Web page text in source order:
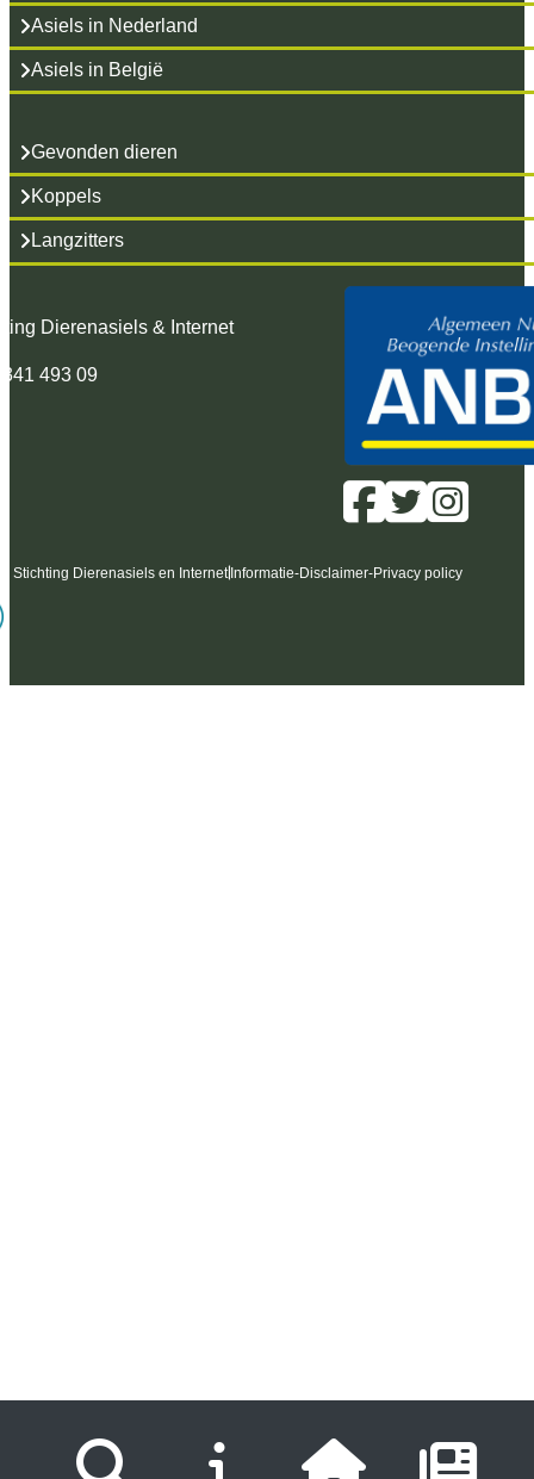
Asiels in Nederland
Asiels in België
Gevonden dieren
Koppels
Langzitters
Dierenasiels & Internet
493 09
Stichting Dierenasiels en Internet Informatie-Disclaimer-Privacy policy